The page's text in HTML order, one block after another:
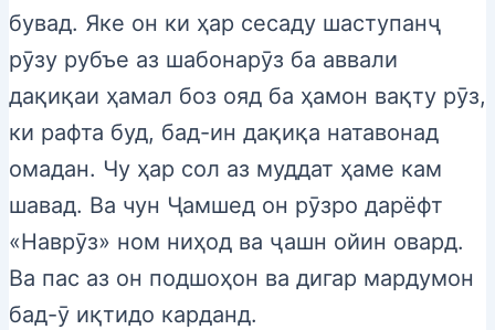
бувад. Яке он ки ҳар сесаду шаступанҷ
рӯзу рубъе аз шабонарӯз ба аввали
дақиқаи ҳамал боз ояд ба ҳамон вақту рӯз,
ки рафта буд, бад-ин дақиқа натавонад
омадан. Чу ҳар сол аз муддат ҳаме кам
шавад. Ва чун Ҷамшед он рӯзро дарёфт
«Наврӯз» ном ниҳод ва ҷашн ойин овард.
Ва пас аз он подшоҳон ва дигар мардумон
бад-ӯ иқтидо карданд.